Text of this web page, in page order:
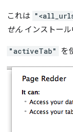
これは
せん インストール
"activeTab" を